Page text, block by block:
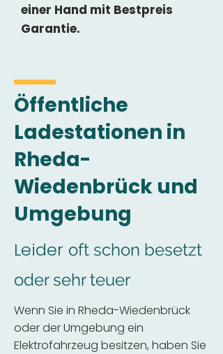
einer Hand mit Bestpreis
Garantie.
Öffentliche
Ladestationen in
Rheda-
Wiedenbrück und
Umgebung
Leider oft schon besetzt
oder sehr teuer
Wenn Sie in Rheda-Wiedenbrück
oder der Umgebung ein
Elektrofahrzeug besitzen, haben Sie